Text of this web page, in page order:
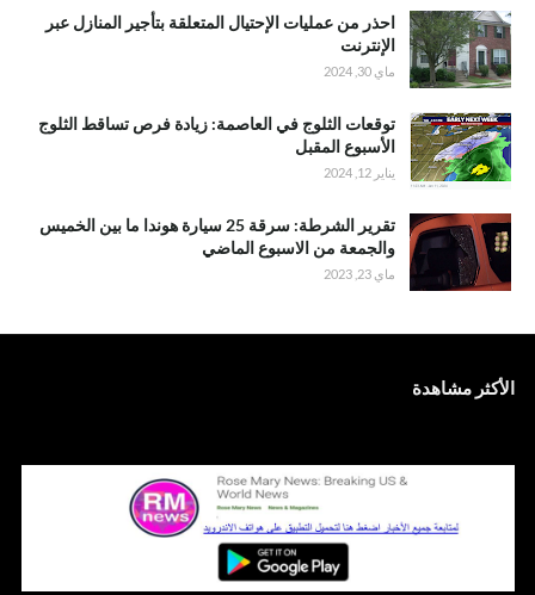
احذر من عمليات الإحتيال المتعلقة بتأجير المنازل عبر
الإنترنت
ماي 30, 2024
توقعات الثلوج في العاصمة: زيادة فرص تساقط الثلوج
الأسبوع المقبل
يناير 12, 2024
تقرير الشرطة: سرقة 25 سيارة هوندا ما بين الخميس
والجمعة من الاسبوع الماضي
ماي 23, 2023
الأكثر مشاهدة